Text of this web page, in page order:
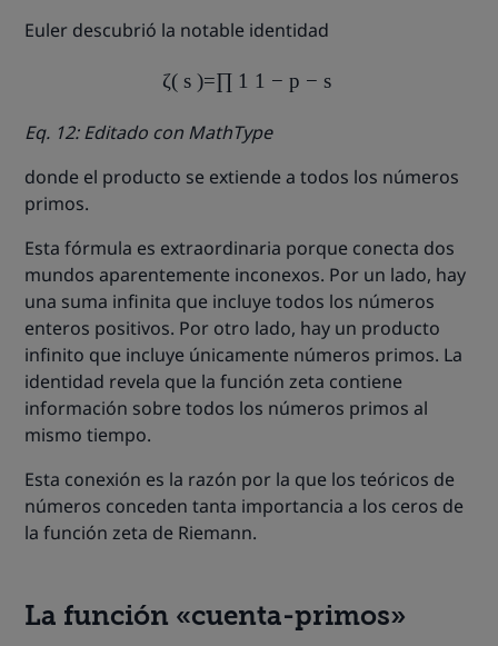
Euler descubrió la notable identidad
ζ( s )=∏ 1 1 − p − s
Eq. 12: Editado con MathType
donde el producto se extiende a todos los números
primos.
Esta fórmula es extraordinaria porque conecta dos
mundos aparentemente inconexos. Por un lado, hay
una suma infinita que incluye todos los números
enteros positivos. Por otro lado, hay un producto
infinito que incluye únicamente números primos. La
identidad revela que la función zeta contiene
información sobre todos los números primos al
mismo tiempo.
Esta conexión es la razón por la que los teóricos de
números conceden tanta importancia a los ceros de
la función zeta de Riemann.
La función «cuenta-primos»